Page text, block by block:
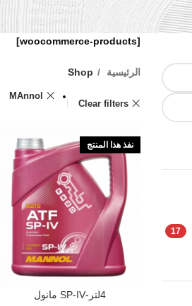
17
[woocommerce-products]
الرئيسية Shop
Clear filters
MAnnol
نفذ هذا المنتج
قراءة المزيد
4لتر-SP-IV مانول